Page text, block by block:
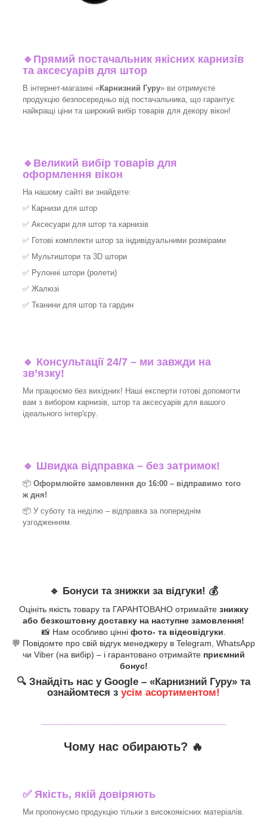
🔹 Прямий постачальник якісних карнизів
та аксесуарів для штор
В інтернет-магазині «Карнизний Гуру» ви отримуєте
продукцію безпосередньо від постачальника, що гарантує
найкращі ціни та широкий вибір товарів для декору вікон!​
🔹 Великий вибір товарів для
оформлення вікон
На нашому сайті ви знайдете:
✅ Карнизи для штор
✅ Аксесуари для штор та карнизів
✅ Готові комплекти штор за індивідуальними розмірами
✅ Мультиштори та 3D штори
✅ Рулонні штори (ролети)
✅ Жалюзі
✅ Тканини для штор та гардин
🔹 Консультації 24/7 – ми завжди на
зв’язку!
Ми працюємо без вихідних! Наші експерти готові допомогти
вам з вибором карнизів, штор та аксесуарів для вашого
ідеального інтер'єру.​
🔹 Швидка відправка – без затримок!
📦 Оформлюйте замовлення до 16:00 – відправимо того
ж дня!
📦 У суботу та неділю – відправка за попереднім
узгодженням.
🔹 Бонуси та знижки за відгуки! 💰
Оцініть якість товару та ГАРАНТОВАНО отримайте знижку
або безкоштовну доставку на наступне замовлення!
📸 Нам особливо цінні фото- та відеовідгуки
💬 Повідомте про свій відгук менеджеру в Telegram, WhatsApp
чи Viber (на вибір) – і гарантовано отримайте приємний
бонус!
🔍 Знайдіть нас у Google – «Карнизний Гуру» та
ознайомтеся з усім асортиментом!
Чому нас обирають? 🔥
✅Якість, якій довіряють
Ми пропонуємо продукцію тільки з високоякісних матеріалів.